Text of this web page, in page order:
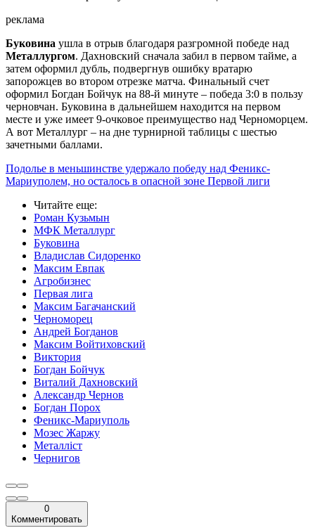
реклама
Буковина ушла в отрыв благодаря разгромной победе над
Металлургом. Дахновский сначала забил в первом тайме, а
затем оформил дубль, подвергнув ошибку вратарю
запорожцев во втором отрезке матча. Финальный счет
оформил Богдан Бойчук на 88-й минуте – победа 3:0 в пользу
черновчан. Буковина в дальнейшем находится на первом
месте и уже имеет 9-очковое преимущество над Черноморцем.
А вот Металлург – на дне турнирной таблицы с шестью
зачетными баллами.
Подолье в меньшинстве удержало победу над Феникс-
Мариуполем, но осталось в опасной зоне Первой лиги
Читайте еще:
Роман Кузьмын
МФК Металлург
Буковина
Владислав Сидоренко
Максим Евпак
Агробизнес
Первая лига
Максим Багачанский
Черноморец
Андрей Богданов
Максим Войтиховский
Виктория
Богдан Бойчук
Виталий Дахновский
Александр Чернов
Богдан Порох
Феникс-Мариуполь
Мозес Жаржу
Металліст
Чернигов
0
Комментировать